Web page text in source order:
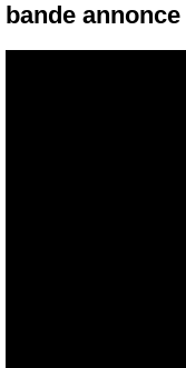
bande annonce